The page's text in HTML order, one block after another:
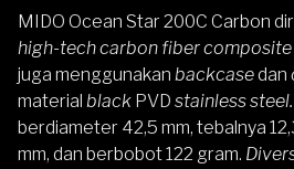
MIDO Ocean Star 200C Carbon
high-tech carbon fiber composite
juga menggunakan backcasedan
material black PVD stainless
berdiameter 42,5 mm, tebalnya
mm, dan berbobot 122 gram.